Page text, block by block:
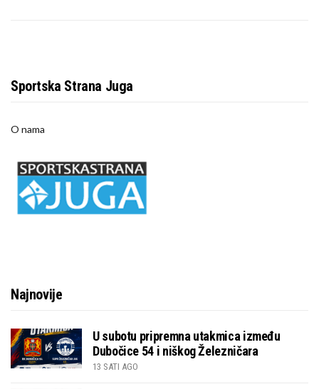
Sportska Strana Juga
O nama
Najnovije
U subotu pripremna utakmica između
Dubočice 54 i niškog Železničara
13 SATI AGO